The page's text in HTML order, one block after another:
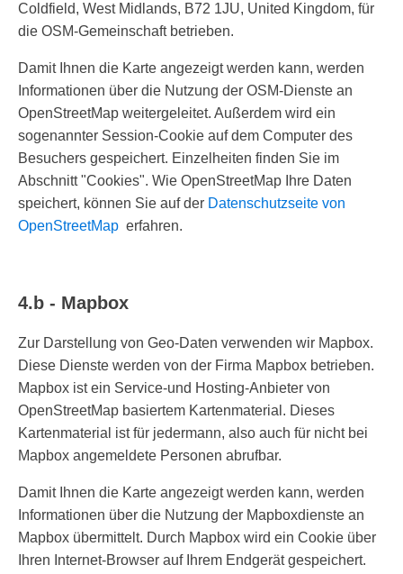
Coldfield, West Midlands, B72 1JU, United Kingdom, für
die OSM-Gemeinschaft betrieben.
Damit Ihnen die Karte angezeigt werden kann, werden
Informationen über die Nutzung der OSM-Dienste an
OpenStreetMap weitergeleitet. Außerdem wird ein
sogenannter Session-Cookie auf dem Computer des
Besuchers gespeichert. Einzelheiten finden Sie im
Abschnitt "Cookies". Wie OpenStreetMap Ihre Daten
speichert, können Sie auf der Datenschutzseite von
OpenStreetMap erfahren.
4.b - Mapbox
Zur Darstellung von Geo-Daten verwenden wir Mapbox.
Diese Dienste werden von der Firma Mapbox betrieben.
Mapbox ist ein Service-und Hosting-Anbieter von
OpenStreetMap basiertem Kartenmaterial. Dieses
Kartenmaterial ist für jedermann, also auch für nicht bei
Mapbox angemeldete Personen abrufbar.
Damit Ihnen die Karte angezeigt werden kann, werden
Informationen über die Nutzung der Mapboxdienste an
Mapbox übermittelt. Durch Mapbox wird ein Cookie über
Ihren Internet-Browser auf Ihrem Endgerät gespeichert.